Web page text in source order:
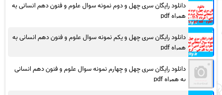
دانلود رایگان سری چهل و دوم نمونه سوال علوم و فنون دهم انسانی به
همراه pdf
دانلود رایگان سری چهل و یکم نمونه سوال علوم و فنون دهم انسانی به
همراه pdf
دانلود رایگان سری چهل و چهارم نمونه سوال علوم و فنون دهم انسانی
به همراه pdf